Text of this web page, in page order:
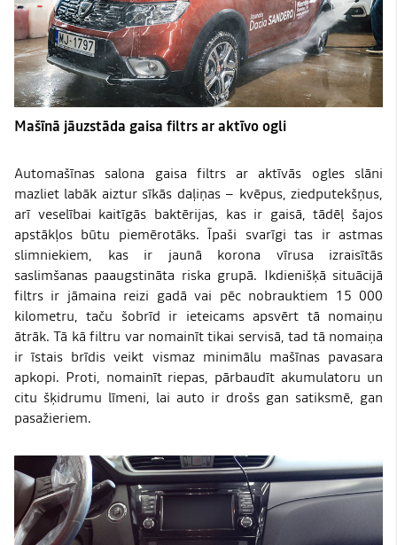
Mašīnā jāuzstāda gaisa filtrs ar aktīvo ogli
Automašīnas salona gaisa filtrs ar aktīvās ogles slāni
mazliet labāk aiztur sīkās daļiņas – kvēpus, ziedputekšņus,
arī veselībai kaitīgās baktērijas, kas ir gaisā, tādēļ šajos
apstākļos būtu piemērotāks. Īpaši svarīgi tas ir astmas
slimniekiem, kas ir jaunā korona vīrusa izraisītās
saslimšanas paaugstināta riska grupā. Ikdienišķā situācijā
filtrs ir jāmaina reizi gadā vai pēc nobrauktiem 15 000
kilometru, taču šobrīd ir ieteicams apsvērt tā nomaiņu
ātrāk. Tā kā filtru var nomainīt tikai servisā, tad tā nomaiņa
ir īstais brīdis veikt vismaz minimālu mašīnas pavasara
apkopi. Proti, nomainīt riepas, pārbaudīt akumulatoru un
citu šķidrumu līmeni, lai auto ir drošs gan satiksmē, gan
pasažieriem.